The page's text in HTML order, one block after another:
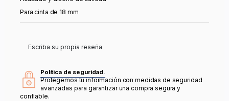
Para cinta de 18 mm
Escriba su propia reseña
Política de seguridad.
Protegemos tu información con medidas de seguridad
avanzadas para garantizar una compra segura y
confiable.